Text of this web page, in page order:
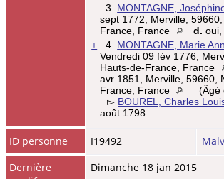
3. MONTAGNE,
sept 1772, Merville,
France, France
d. oui,
+ 4. MONTAGNE, Marie
Vendredi 09 fév 1776,
Hauts-de-France, France
avr 1851, Merville, 59660,
France, France
(Âgé
▻ BOUREL, Charles
août 1798
ID personne I19492
Dernière
Dimanche 18 jan 2015